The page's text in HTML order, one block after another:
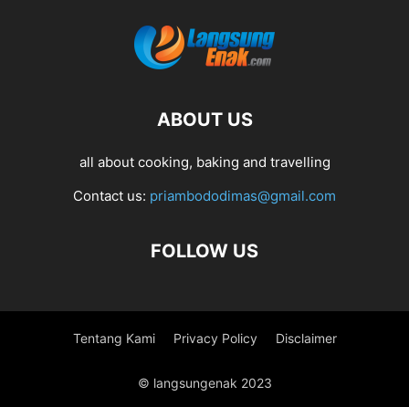
ABOUT US
all about cooking, baking and travelling
Contact us: priambododimas@gmail.com
FOLLOW US
Tentang Kami Privacy Policy Disclaimer
© langsungenak 2023